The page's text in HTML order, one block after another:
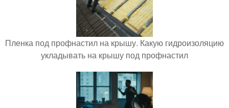
Пленка под профнастил на крышу. Какую гидроизоляцию
укладывать на крышу под профнастил